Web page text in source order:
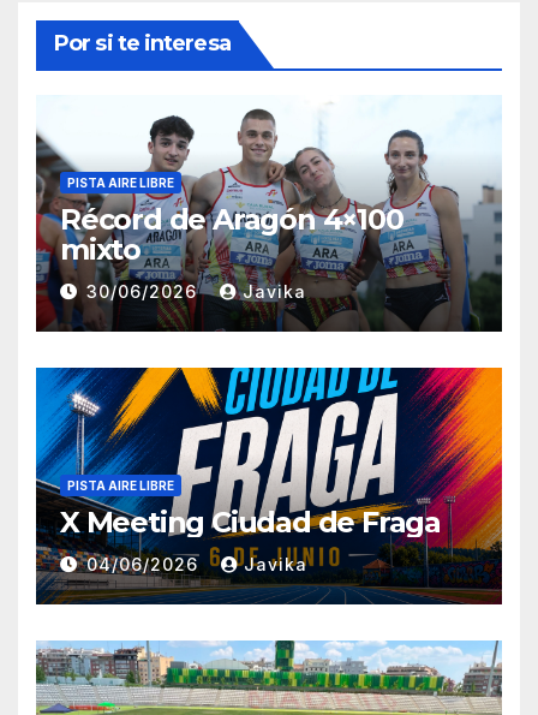
Por si te interesa
PISTA AIRE LIBRE
Récord de Aragón 4×100
mixto
30/06/2026 Javika
PISTA AIRE LIBRE
X Meeting Ciudad de Fraga
04/06/2026 Javika